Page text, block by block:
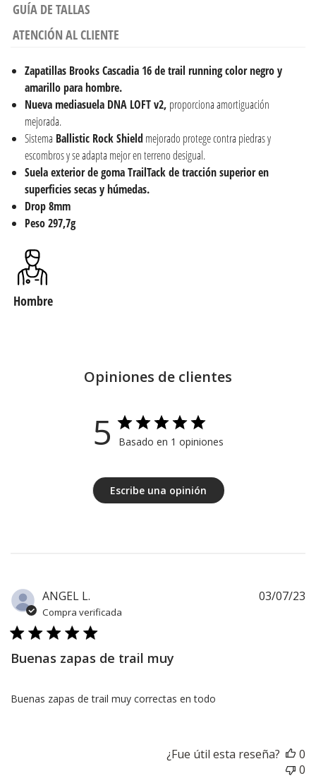
GUÍA DE TALLAS
ATENCIÓN AL CLIENTE
Zapatillas Brooks Cascadia 16 de trail running color negro y
amarillo para hombre.
Nueva mediasuela DNA LOFT v2, proporciona amortiguación
mejorada.
Sistema Ballistic Rock Shield mejorado protege contra piedras y
escombros y se adapta mejor en terreno desigual.
Suela exterior de goma TrailTack de tracción superior en
superficies secas y húmedas.
Drop 8mm
Peso 297,7g
Hombre
Opiniones de clientes
5 Basado en 1 opiniones
Escribe una opinión
ANGEL L.
Compra verificada
Buenas zapas de trail muy
Buenas zapas de trail muy correctas en todo
03/07/23
¿Fue útil esta reseña?
0
0